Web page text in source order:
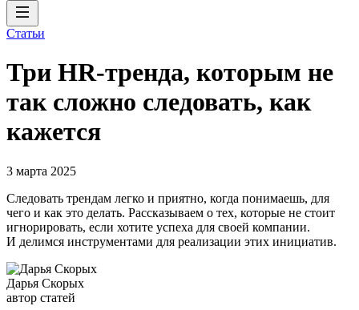
Статьи
Три HR-тренда, которым не
так сложно следовать, как
кажется
3 марта 2025
Следовать трендам легко и приятно, когда понимаешь, для
чего и как это делать. Рассказываем о тех, которые не стоит
игнорировать, если хотите успеха для своей компании.
И делимся инструментами для реализации этих инициатив.
Дарья Скорых
автор статей